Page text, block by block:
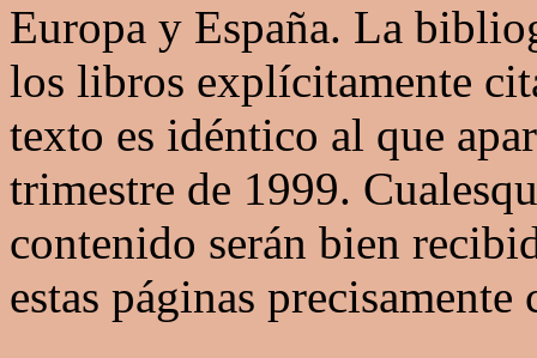
Europa y España. La
los libros explícitamente
texto es idéntico al que
trimestre de 1999.
contenido serán bien
estas páginas